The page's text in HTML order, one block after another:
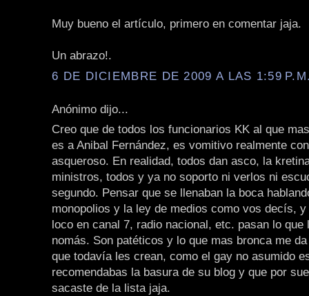
Muy bueno el artículo, primero en comentar jaja.
Un abrazo!.
6 DE DICIEMBRE DE 2009 A LAS 1:59
Anónimo dijo...
Creo que de todos los funcionarios KK al que
es a Anibal Fernández, es vomitivo realmente
asqueroso. En realidad, todos dan asco, la
ministros, todos y ya no soporto ni verlos ni
segundo. Pensar que se llenaban la boca
monopolios y la ley de medios como vos decís,
loco en canal 7, radio nacional, etc. pasan lo que
nomás. Son patéticos y lo que mas bronca me
que todavía les crean, como el gay no asumido
recomendabas la basura de su blog y que por
sacaste de la lista jaja.